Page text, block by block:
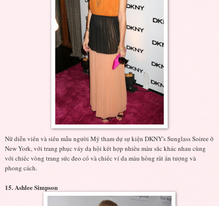
Nữ diễn viên và siêu mẫu người Mỹ tham dự sự kiện DKNY's Sunglass Soiree ở
New York, với trang phục váy dạ hội kết hợp nhiều màu sắc khác nhau cùng
với chiếc vòng trang sức đeo cổ và chiếc ví da màu hồng rất ấn tượng và
phong cách.
15. Ashlee Simpson